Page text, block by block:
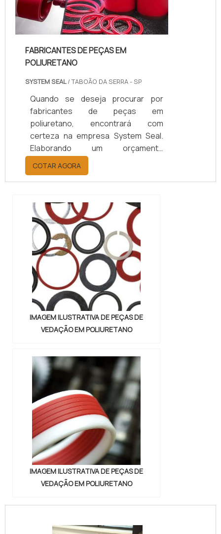
vedações usinadas, a companhia...
FABRICANTES DE PEÇAS EM
POLIURETANO
SYSTEM SEAL/ TABOÃO DA SERRA - SP
Quando se deseja procurar por
fabricantes de peças em
poliuretano, encontrará com
certeza na empresa System Seal.
Elaborando um orçamento
detalhado na empresa mais
qualificada do mercado e achando a
líder da área de atuação, a aquisição
OS FABRICANTES DE PEÇAS EM
POLIURETANOSe alguém pesquisar
por fabricantes de peças em
poliuretano altamente qualificados,
descobre o site da System Seal.
Com alto know-how...
COTAR AGORA
IMAGEM ILUSTRATIVA DE PEÇAS DE
VEDAÇÃO EM POLIURETANO
IMAGEM ILUSTRATIVA DE PEÇAS DE
VEDAÇÃO EM POLIURETANO